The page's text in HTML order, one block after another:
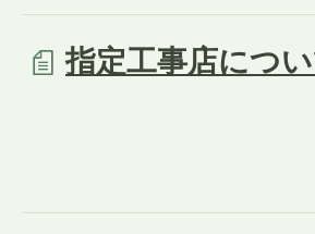
指定工事店につ